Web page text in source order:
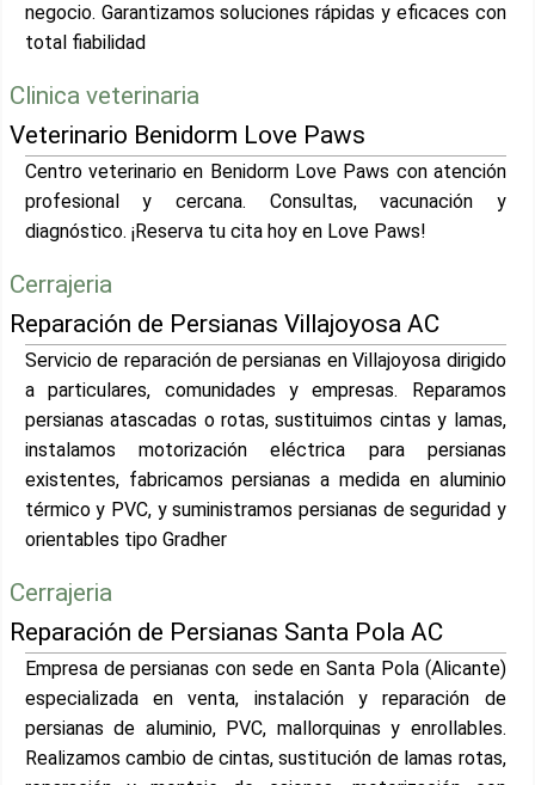
negocio. Garantizamos soluciones rápidas y eficaces con
total fiabilidad
Clinica veterinaria
Veterinario Benidorm Love Paws
Centro veterinario en Benidorm Love Paws con atención
profesional y cercana. Consultas, vacunación y
diagnóstico. ¡Reserva tu cita hoy en Love Paws!
Cerrajeria
Reparación de Persianas Villajoyosa AC
Servicio de reparación de persianas en Villajoyosa dirigido
a particulares, comunidades y empresas. Reparamos
persianas atascadas o rotas, sustituimos cintas y lamas,
instalamos motorización eléctrica para persianas
existentes, fabricamos persianas a medida en aluminio
térmico y PVC, y suministramos persianas de seguridad y
orientables tipo Gradher
Cerrajeria
Reparación de Persianas Santa Pola AC
Empresa de persianas con sede en Santa Pola (Alicante)
especializada en venta, instalación y reparación de
persianas de aluminio, PVC, mallorquinas y enrollables.
Realizamos cambio de cintas, sustitución de lamas rotas,